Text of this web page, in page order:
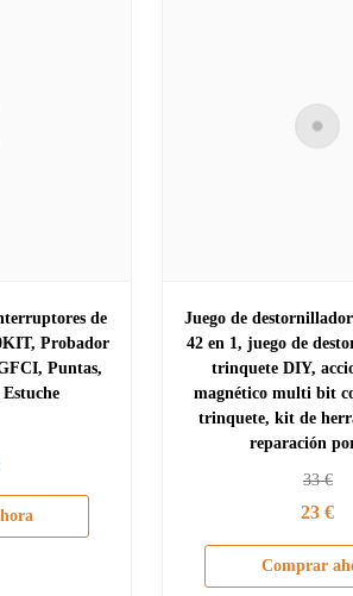
de
Probador
Puntas,
Juego de
42 en 1, juego de
trinquete DIY,
magnético multi bit
trinquete, kit de
reparación
33€
23 €
Comprar